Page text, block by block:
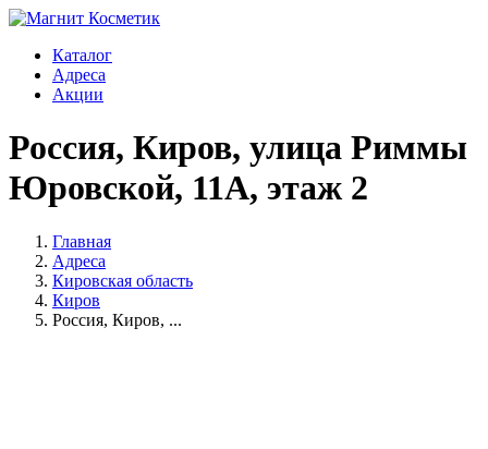
Каталог
Адреса
Акции
Россия, Киров, улица Риммы
Юровской, 11А, этаж 2
Главная
Адреса
Кировская область
Киров
Россия, Киров, ...